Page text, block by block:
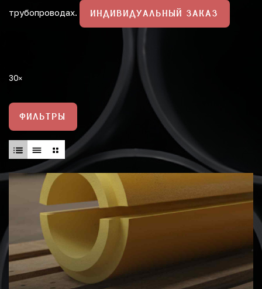
трубопроводах.
ИНДИВИДУАЛЬНЫЙ ЗАКАЗ
30
ФИЛЬТРЫ